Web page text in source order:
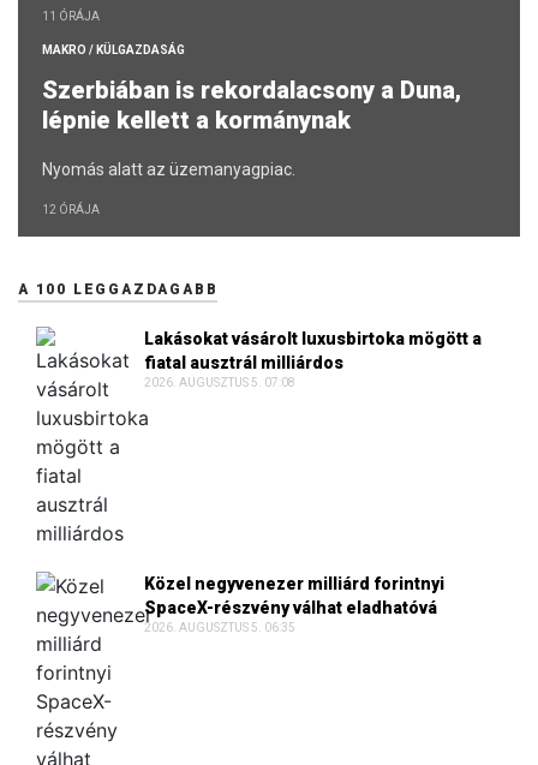
11 ÓRÁJA
MAKRO / KÜLGAZDASÁG
Szerbiában is rekordalacsony a Duna,
lépnie kellett a kormánynak
Nyomás alatt az üzemanyagpiac.
12 ÓRÁJA
A 100 LEGGAZDAGABB
Lakásokat vásárolt luxusbirtoka mögött a
fiatal ausztrál milliárdos
2026. AUGUSZTUS 5. 07:08
Közel negyvenezer milliárd forintnyi
SpaceX-részvény válhat eladhatóvá
2026. AUGUSZTUS 5. 06:35